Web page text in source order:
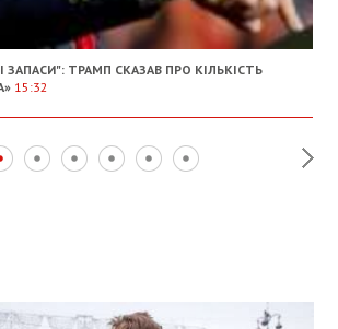
ЗАПАСИ": ТРАМП СКАЗАВ ПРО КІЛЬКІСТЬ
15:32